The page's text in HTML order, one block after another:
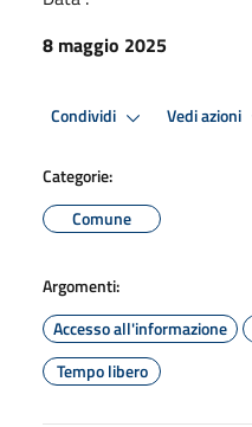
8 maggio 2025
Condividi Vedi azioni
Categorie:
Comune
Argomenti:
Accesso all'informazione
Tempo libero